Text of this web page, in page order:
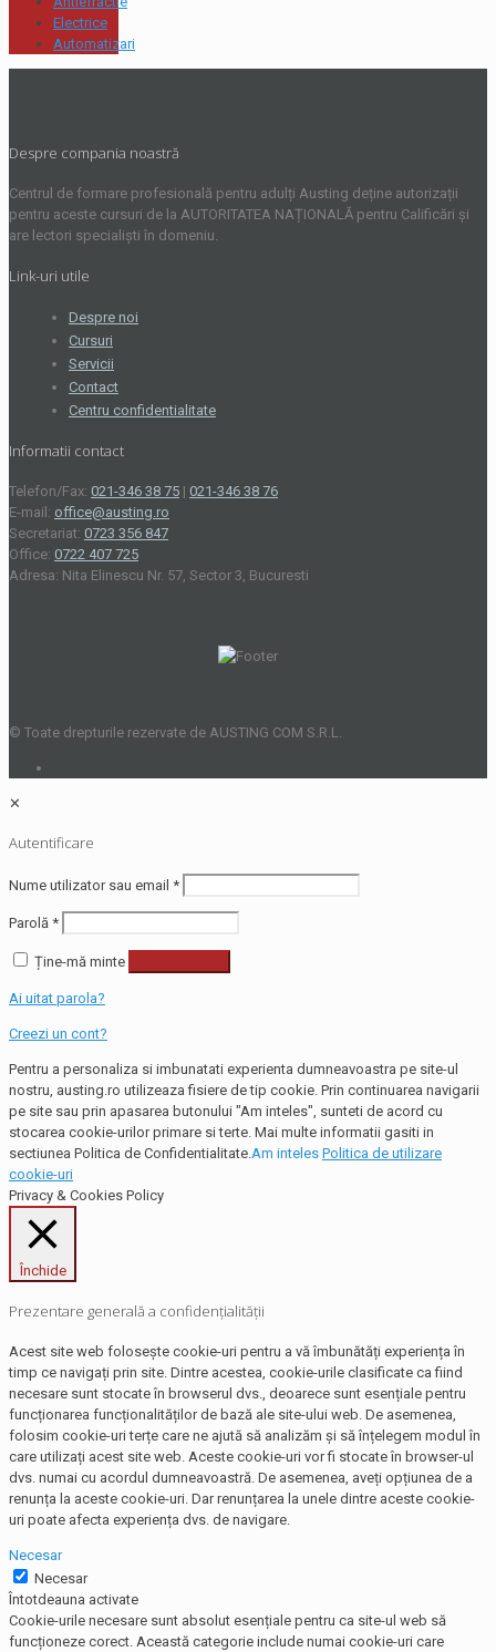
Electrice
Automatizari
Despre compania noastră
Centrul de formare profesională pentru adulți Austing deține autorizații
pentru aceste cursuri de la AUTORITATEA NAȚIONALĂ pentru Calificări și
are lectori specialiști în domeniu.
Link-uri utile
Despre noi
Cursuri
Servicii
Contact
Centru confidentialitate
Informatii contact
Telefon/Fax: 021-346 38 75 | 021-346 38 76
E-mail: office@austing.ro
Secretariat: 0723 356 847
Office: 0722 407 725
Adresa: Nita Elinescu Nr. 57, Sector 3, Bucuresti
© Toate drepturile rezervate de AUSTING COM S.R.L.
✕
Autentificare
Nume utilizator sau email *
Parolă *
Ține-mă minte
Ai uitat parola?
Creezi un cont?
Pentru a personaliza si imbunatati experienta dumneavoastra pe site-ul
nostru, austing.ro utilizeaza fisiere de tip cookie. Prin continuarea navigarii
pe site sau prin apasarea butonului "Am inteles", sunteti de acord cu
stocarea cookie-urilor primare si terte. Mai multe informatii gasiti in
sectiunea Politica de Confidentialitate. Am inteles Politica de utilizare
cookie-uri
Privacy & Cookies Policy
Închide
Prezentare generală a confidențialității
Acest site web folosește cookie-uri pentru a vă îmbunătăți experiența în
timp ce navigați prin site. Dintre acestea, cookie-urile clasificate ca fiind
necesare sunt stocate în browserul dvs., deoarece sunt esențiale pentru
funcționarea funcționalităților de bază ale site-ului web. De asemenea,
folosim cookie-uri terțe care ne ajută să analizăm și să înțelegem modul în
care utilizați acest site web. Aceste cookie-uri vor fi stocate în browser-ul
dvs. numai cu acordul dumneavoastră. De asemenea, aveți opțiunea de a
renunța la aceste cookie-uri. Dar renunțarea la unele dintre aceste cookie-
uri poate afecta experiența dvs. de navigare.
Necesar
Necesar
Întotdeauna activate
Cookie-urile necesare sunt absolut esențiale pentru ca site-ul web să
funcționeze corect. Această categorie include numai cookie-uri care